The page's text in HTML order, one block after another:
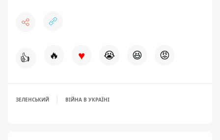
👍 🔥 ♥ 😭 😆 😡
ЗЕЛЕНСЬКИЙ ВІЙНА В УКРАЇНІ